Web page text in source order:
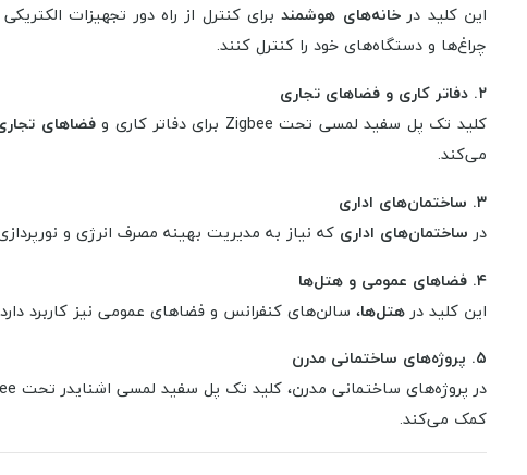
این کلید در خانه‌های هوشمند برای کنترل از راه دور تجهیزات
چراغ‌ها و دستگاه‌های خود را کنترل کنند.
۲. دفاتر کاری و فضاهای تجاری
کلید تک پل سفید لمسی تحت Zigbee برای دفاتر کاری و
فضاهای
می‌کند.
۳. ساختمان‌های اداری
در ساختمان‌های اداری که نیاز به مدیریت بهینه مصرف انرژی و
۴. فضاهای عمومی و هتل‌ها
این کلید در هتل‌ها، سالن‌های کنفرانس و فضاهای عمومی نیز کاربرد
۵. پروژه‌های ساختمانی مدرن
در پروژه‌های ساختمانی مدرن، کلید تک پل سفید لمسی اشنایدر تحت Zigbee به عنوان یکی از اجزای اصلی سیستم‌های
کمک می‌کند.